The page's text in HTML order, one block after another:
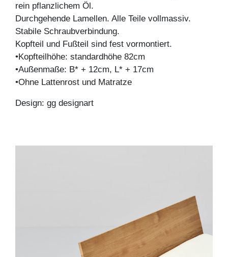
rein pflanzlichem Öl.
Durchgehende Lamellen. Alle Teile vollmassiv.
Stabile Schraubverbindung.
Kopfteil und Fußteil sind fest vormontiert.
•Kopfteilhöhe: standardhöhe 82cm
•Außenmaße: B* + 12cm, L* + 17cm
•Ohne Lattenrost und Matratze
Design: gg designart